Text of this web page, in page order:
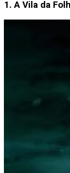
1. A Vila da